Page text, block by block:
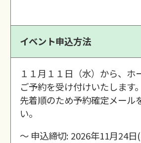
イベント申込方法
１１月１１日（水）から、ホ
ご予約を受け付けいたします。
先着順のため予約確定メール
い。
〜 申込締切: 2026年11月24日